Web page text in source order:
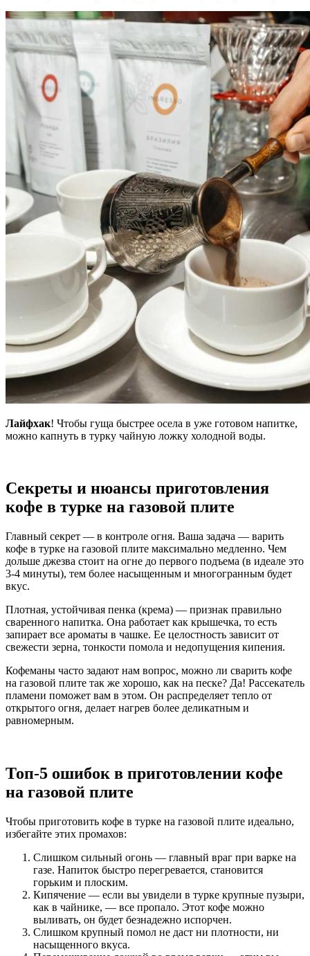
Лайфхак! Чтобы гуща быстрее осела в уже готовом напитке,
можно капнуть в турку чайную ложку холодной воды.
Секреты и нюансы приготовления
кофе в турке на газовой плите
Главный секрет — в контроле огня. Ваша задача — варить
кофе в турке на газовой плите максимально медленно. Чем
дольше джезва стоит на огне до первого подъема (в идеале это
3-4 минуты), тем более насыщенным и многогранным будет
вкус.
Плотная, устойчивая пенка (крема) — признак правильно
сваренного напитка. Она работает как крышечка, то есть
запирает все ароматы в чашке. Ее целостность зависит от
свежести зерна, тонкости помола и недопущения кипения.
Кофеманы часто задают нам вопрос, можно ли сварить кофе
на газовой плите так же хорошо, как на песке? Да! Рассекатель
пламени поможет вам в этом. Он распределяет тепло от
открытого огня, делает нагрев более деликатным и
равномерным.
Топ-5 ошибок в приготовлении кофе
на газовой плите
Чтобы приготовить кофе в турке на газовой плите идеально,
избегайте этих промахов:
Слишком сильный огонь — главный враг при варке на
газе. Напиток быстро перегревается, становится
горьким и плоским.
Кипячение — если вы увидели в турке крупные пузыри,
как в чайнике, — все пропало. Этот кофе можно
выливать, он будет безнадежно испорчен.
Слишком крупный помол не даст ни плотности, ни
насыщенного вкуса.